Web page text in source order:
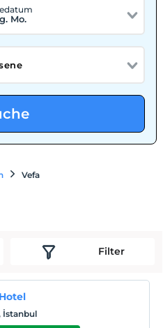
Mo.
Vefa
Filter
İstanbul